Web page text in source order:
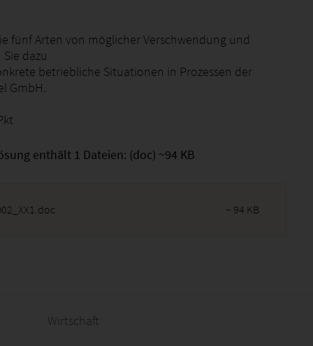
fünf Arten von möglicher Verschwendung und
dazu
betriebliche Situationen in Prozessen der
GmbH.
enthält 1 Dateien: (doc) ~94 KB
~ 94 KB
Wirtschaft